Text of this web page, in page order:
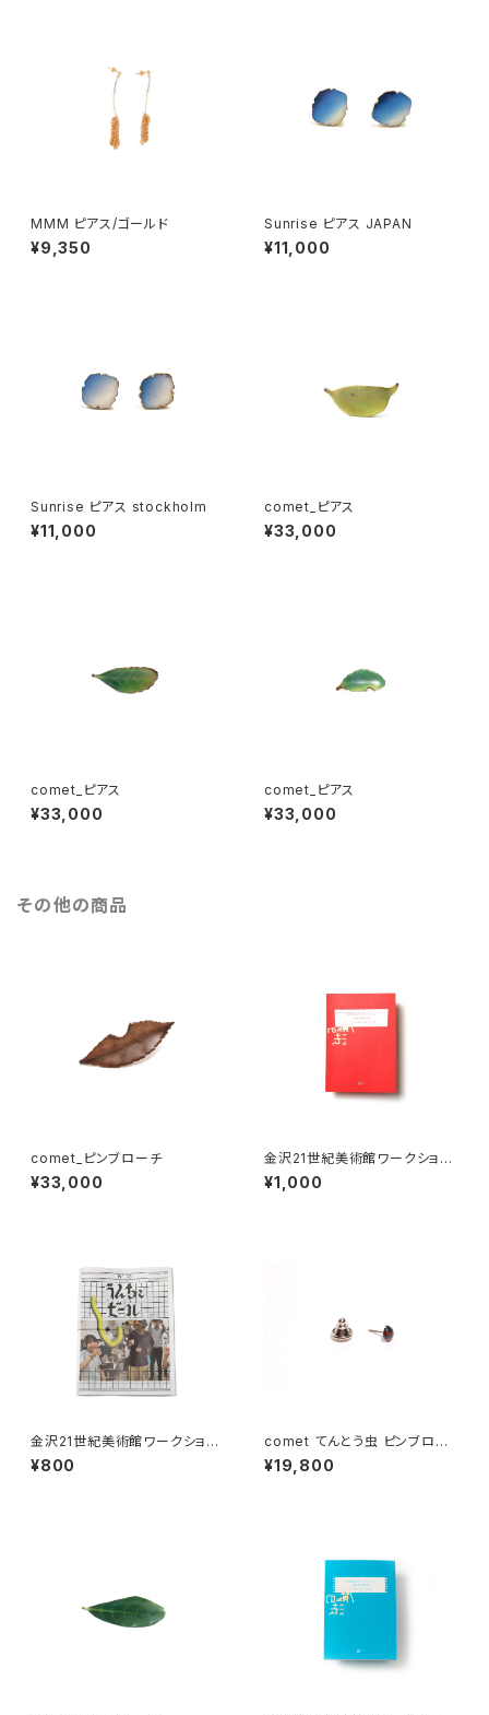
MMM ピアス/ゴールド
¥9,350
Sunrise ピアス JAPAN
¥11,000
Sunrise ピアス stockholm
¥11,000
comet_ピアス
¥33,000
comet_ピアス
¥33,000
comet_ピアス
¥33,000
その他の商品
comet_ピンブローチ
¥33,000
金沢21世紀美術館ワークショッ
プ・アーカイブブック 2021-202
2
¥1,000
金沢21世紀美術館ワークショッ
プ・アーカイブブック 2023-20
24
¥800
comet てんとう虫 ピンブロー
チ 黒
¥19,800